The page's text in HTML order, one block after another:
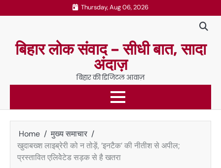
to
Thursday, Aug 06, 2026
बिहार लोक संवाद – सीधी बात, सादा
अंदाज़
बिहार की डिजिटल आवाज़
Home
मुख्य समाचार
खुदाबख्श लाइब्रेरी को न तोड़ें, ’इनटैक’ की नीतीश से अपील;
प्रस्तावित एलिवेेटेड सड़क से है खतरा